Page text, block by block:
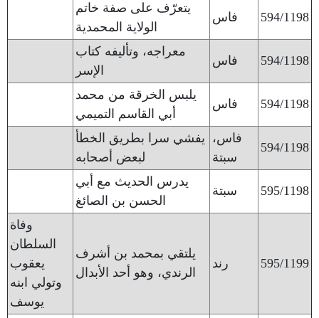
594/1198 فاس
يتعرّف على صفة خاتم
الولاية المحمدية
594/1198 فاس
معراجه، وتأليفه كتاب
الإسر
594/1198 فاس
يلبس الخرقة من محمد
أبي القاسم التميمي
594/1198
فاس،
سبتة
يفشي سرا بطريق الخطأ
لبعض أصحابه
595/1198 سبتة
يدرس الحديث مع أبي
الحسن بن الصائغ
595/1199 رند
يلتقي بمحمد بن أشرف
الرندي، وهو أحد الأبدال
وفاة
السلطان
يعقوب
وتولي ابنه
يوسف